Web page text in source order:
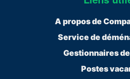
A propos de
Service de
Gestionnaires
Postes